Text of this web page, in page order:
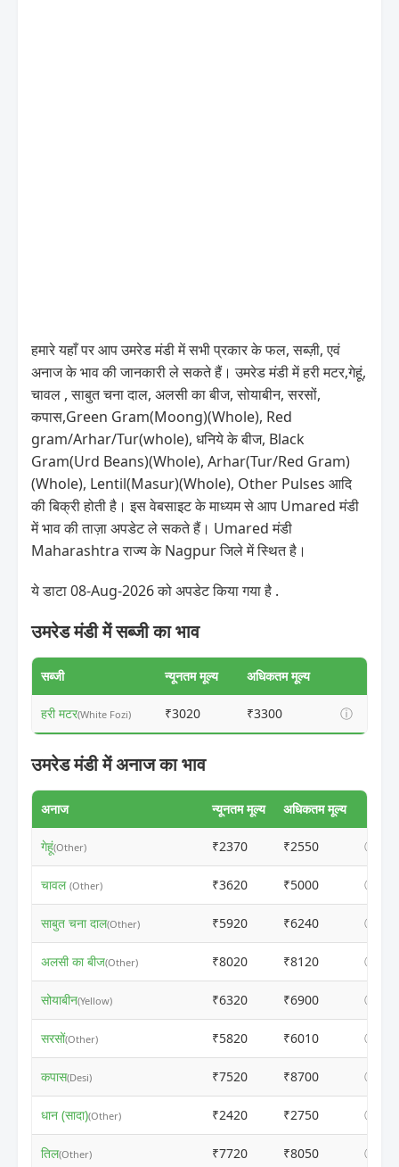
हमारे यहाँ पर आप उमरेड मंडी में सभी प्रकार के फल, सब्ज़ी, एवं
अनाज के भाव की जानकारी ले सकते हैं। उमरेड मंडी में हरी मटर,गेहूं,
चावल , साबुत चना दाल, अलसी का बीज, सोयाबीन, सरसों,
कपास,Green Gram(Moong)(Whole), Red
gram/Arhar/Tur(whole), धनिये के बीज, Black
Gram(Urd Beans)(Whole), Arhar(Tur/Red Gram)
(Whole), Lentil(Masur)(Whole), Other Pulses आदि
की बिक्री होती है। इस वेबसाइट के माध्यम से आप Umared मंडी
में भाव की ताज़ा अपडेट ले सकते हैं। Umared मंडी
Maharashtra राज्य के Nagpur जिले में स्थित है।
ये डाटा 08-Aug-2026 को अपडेट किया गया है .
उमरेड मंडी में सब्जी का भाव
सब्जी न्यूनतम मूल्य अधिकतम मूल्य
हरी मटर(White Fozi) ₹3020 ₹3300 ⓘ
उमरेड मंडी में अनाज का भाव
अनाज न्यूनतम मूल्य अधिकतम मूल्य
गेहूं(Other) ₹2370 ₹2550 ⓘ
चावल (Other) ₹3620 ₹5000 ⓘ
साबुत चना दाल(Other) ₹5920 ₹6240 ⓘ
अलसी का बीज(Other) ₹8020 ₹8120 ⓘ
सोयाबीन(Yellow) ₹6320 ₹6900 ⓘ
सरसों(Other) ₹5820 ₹6010 ⓘ
कपास(Desi) ₹7520 ₹8700 ⓘ
धान (सादा)(Other) ₹2420 ₹2750 ⓘ
तिल(Other) ₹7720 ₹8050 ⓘ